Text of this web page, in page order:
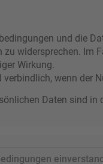
und die
zu widersprechen.
Wirkung.
wenn der
Daten sind